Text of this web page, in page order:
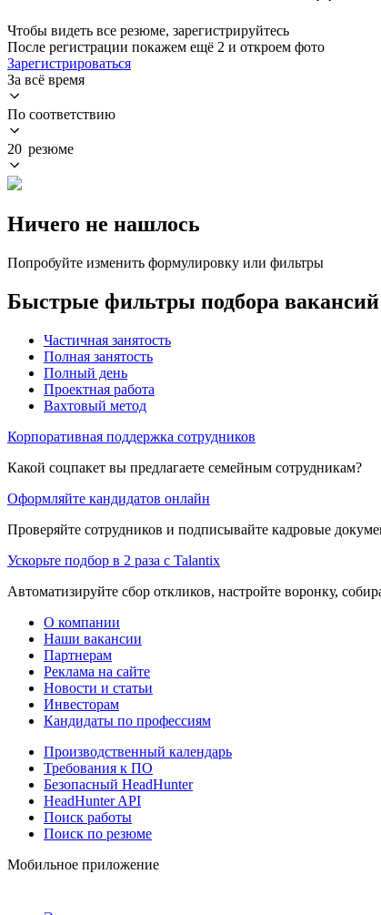
Чтобы видеть все резюме, зарегистрируйтесь
После регистрации покажем ещё 2 и откроем фото
Зарегистрироваться
За всё время
По соответствию
20 резюме
Ничего не нашлось
Попробуйте изменить формулировку или фильтры
Быстрые фильтры подбора вакансий
Частичная занятость
Полная занятость
Полный день
Проектная работа
Вахтовый метод
Корпоративная поддержка сотрудников
Какой соцпакет вы предлагаете семейным сотрудникам?
Оформляйте кандидатов онлайн
Проверяйте сотрудников и подписывайте кадровые
Ускорьте подбор в 2 раза с Talantix
Автоматизируйте сбор откликов, настройте воронку,
О компании
Наши вакансии
Партнерам
Реклама на сайте
Новости и статьи
Инвесторам
Кандидаты по профессиям
Производственный календарь
Требования к ПО
Безопасный HeadHunter
HeadHunter API
Поиск работы
Поиск по резюме
Мобильное приложение